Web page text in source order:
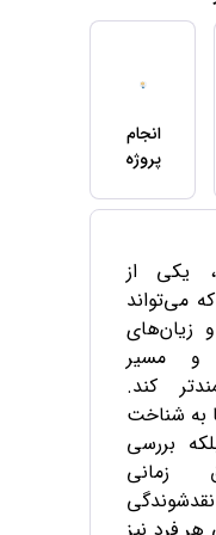
انجام
پروژه
یکی از
می‌تواند
زیان‌های
و مسیر
کند.
به شناخت
بررسی
زمانی